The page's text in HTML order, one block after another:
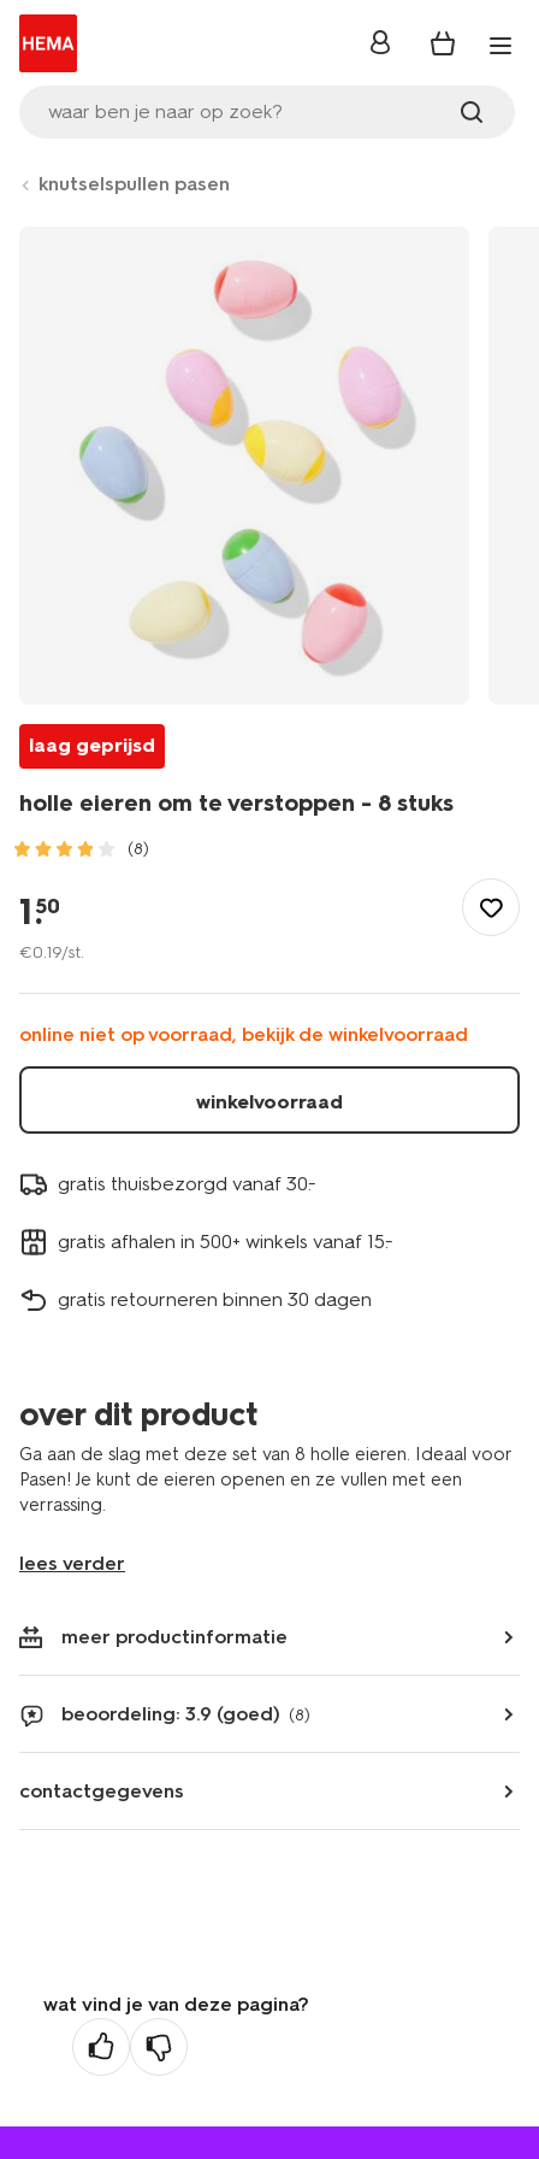
waar ben je naar op zoek?
inloggen
knutselspullen pasen
laag geprijsd
holle eieren om te verstoppen - 8 stuks
(8)
pasen/holle-
eieren-
om-
verstoppen-
-8-
stuks-
1.
50
€0.19/st.
online niet op voorraad, bekijk de winkelvoorraad
winkelvoorraad
gratis thuisbezorgd vanaf 30.-
gratis afhalen in 500+ winkels vanaf 15.-
gratis retourneren binnen 30 dagen
over dit product
Ga aan de slag met deze set van 8 holle eieren. Ideaal voor
Pasen! Je kunt de eieren openen en ze vullen met een
verrassing.
lees verder
meer productinformatie
beoordeling: 3.9 (goed) (8)
contactgegevens
wat vind je van deze pagina?